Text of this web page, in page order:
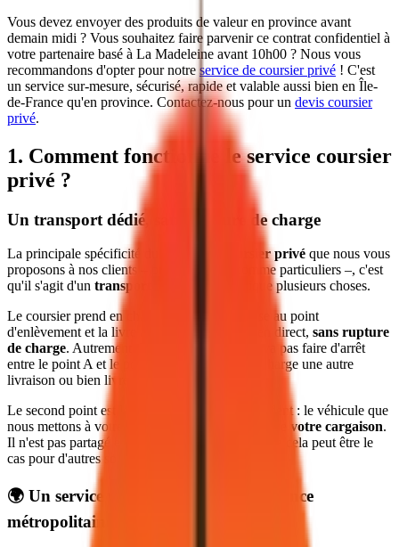
Vous devez envoyer des produits de valeur en province avant
demain midi ? Vous souhaitez faire parvenir ce contrat confidentiel à
votre partenaire basé à La Madeleine avant 10h00 ? Nous vous
recommandons d'opter pour notre service de coursier privé ! C'est
un service sur-mesure, sécurisé, rapide et valable aussi bien en Île-
de-France qu'en province. Contactez-nous pour un devis coursier
privé.
1. Comment fonctionne le service coursier
privé ?
Un transport dédié, sans rupture de charge
La principale spécificité du service de coursier privé que nous vous
proposons à nos clients – professionnels comme particuliers –, c'est
qu'il s'agit d'un transport dédié
. Cela implique plusieurs choses.
Le coursier prend en charge votre marchandise au point
d'enlèvement et la livre au point de livraison en direct, sans rupture
de charge. Autrement dit, notre chauffeur ne va pas faire d'arrêt
entre le point A et le point B pour prendre en charge une autre
livraison ou bien livrer un colis.
Le second point est le corollaire du point précédent : le véhicule que
nous mettons à votre disposition ne transporte que
votre cargaison.
Il n'est pas partagé entre plusieurs clients, comme cela peut être le
cas pour d'autres solutions de transport.
🌍 Un service valable dans toute la France
métropolitaine